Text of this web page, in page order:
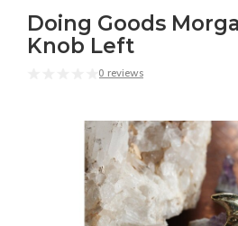
Doing Goods
Knob Left
0 reviews